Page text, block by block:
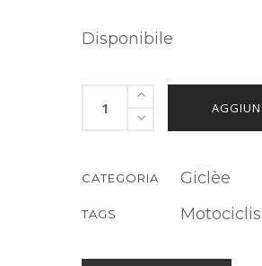
Disponibile
CATEGORIA Giclèe
TAGS